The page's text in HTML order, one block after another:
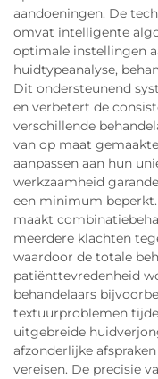
aandoeningen. De
omvat intelligente
optimale instellingen
huidtypeanalyse,
Dit ondersteunend
en verbetert de
verschillende
van op maat
aanpassen aan hun
werkzaamheid
een minimum
maakt
meerdere klachten
waardoor de totale
patiënttevredenheid
behandelaars
textuurproblemen
uitgebreide
afzonderlijke
vereisen. De precisie